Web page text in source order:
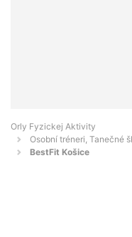
Orly Fyzickej Aktivity
Osobní tréneri, Tanečné
BestFit Košice